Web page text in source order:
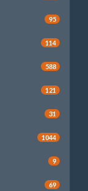
95
114
588
121
31
1044
9
69